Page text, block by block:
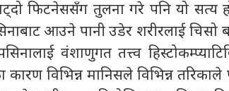
फिटनेससँग तुलना गरे पनि यो सत्य
आउने पानी उडेर शरीरलाई चिसो
वंशाणुगत तत्त्व
विभिन्न मानिसले विभिन्न तरिकाले